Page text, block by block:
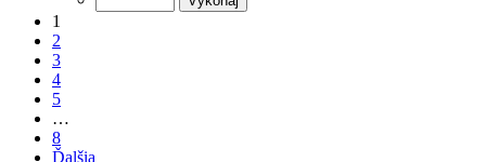
1
2
3
4
5
…
8
Ďalšia